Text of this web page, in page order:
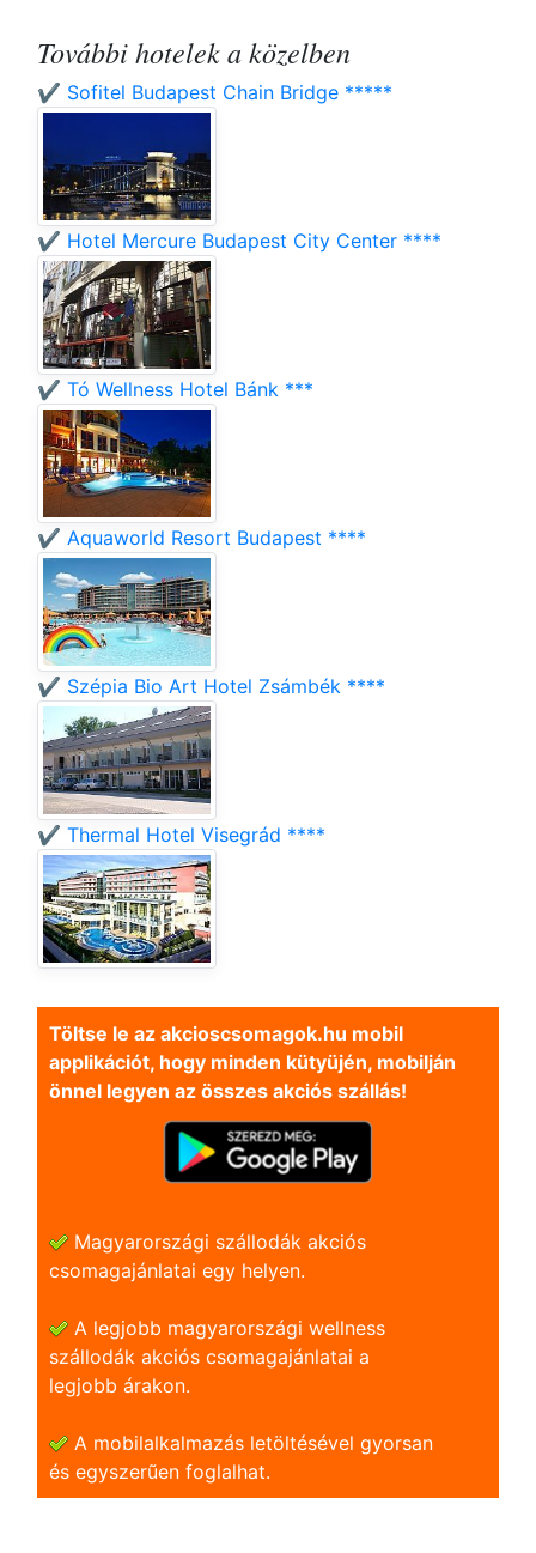
További hotelek a közelben
✔️ Sofitel Budapest Chain Bridge *****
✔️ Hotel Mercure Budapest City Center ****
✔️ Tó Wellness Hotel Bánk ***
✔️ Aquaworld Resort Budapest ****
✔️ Szépia Bio Art Hotel Zsámbék ****
✔️ Thermal Hotel Visegrád ****
Töltse le az akcioscsomagok.hu mobil
applikációt, hogy minden kütyüjén, mobilján
önnel legyen az összes akciós szállás!
Magyarországi szállodák akciós
csomagajánlatai egy helyen.
A legjobb magyarországi wellness
szállodák akciós csomagajánlatai a
legjobb árakon.
A mobilalkalmazás letöltésével gyorsan
és egyszerũen foglalhat.